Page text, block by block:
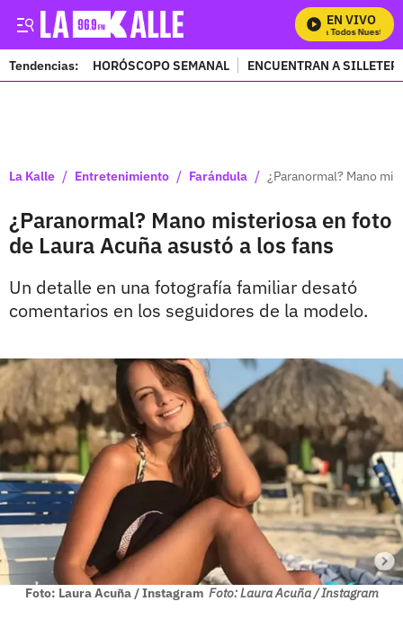
EN VIVO
Mira Todos Nuestros
Tendencias: HORÓSCOPO SEMANAL ENCUENTRAN A
La Kalle / Entretenimiento / Farándula / ¿Paranormal? Mano
¿Paranormal? Mano misteriosa en foto
de Laura Acuña asustó a los fans
Un detalle en una fotografía familiar desató
comentarios en los seguidores de la modelo.
Foto: Laura Acuña / Instagram Foto: Laura Acuña / Instagram